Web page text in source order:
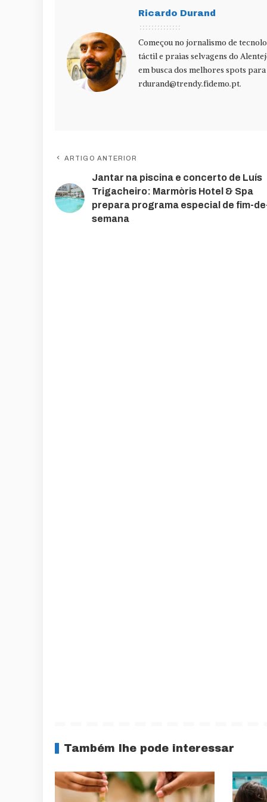
Ricardo Durand
Começou no jornalismo de
táctil e praias selvagens do
em busca dos melhores spots
rdurand@trendy.fidemo.pt.
ARTIGO ANTERIOR
Jantar na piscina e concerto de Luís
Trigacheiro: Marmòris Hotel & Spa
prepara programa especial de fim-
semana
Também lhe pode interessar